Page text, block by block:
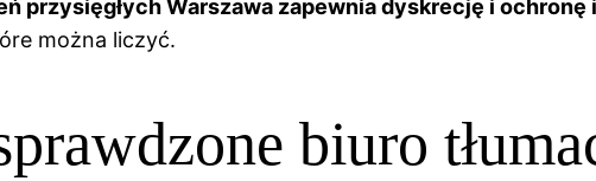
przysięgłych Warszawa zapewnia dyskrecję i
można liczyć.
biuro